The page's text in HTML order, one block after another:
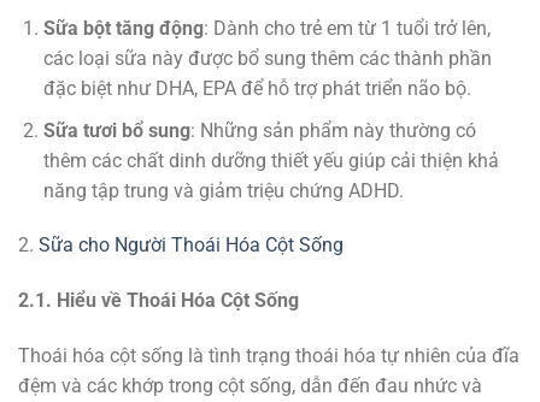
Sữa bột tăng động: Dành cho trẻ em từ 1 tuổi trở lên,
các loại sữa này được bổ sung thêm các thành phần
đặc biệt như DHA, EPA để hỗ trợ phát triển não bộ.
Sữa tươi bổ sung: Những sản phẩm này thường có
thêm các chất dinh dưỡng thiết yếu giúp cải thiện khả
năng tập trung và giảm triệu chứng ADHD.
2. Sữa cho Người Thoái Hóa Cột Sống
2.1. Hiểu về Thoái Hóa Cột Sống
Thoái hóa cột sống là tình trạng thoái hóa tự nhiên của đĩa
đệm và các khớp trong cột sống, dẫn đến đau nhức và